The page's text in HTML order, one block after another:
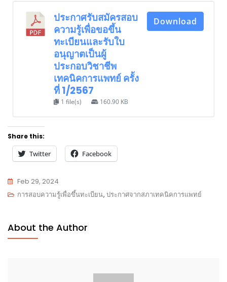
ประกาศรับสมัครสอบ
ความรู้เพื่อขอขึ้น
ทะเบียนและรับใบ
อนุญาตเป็นผู้
ประกอบวิชาชีพ
เทคนิคการแพทย์ ครั้ง
ที่ 1/2567
1 file(s) 160.90 KB
Download
Share this:
Twitter Facebook
Feb 29, 2024
การสอบความรู้เพื่อขึ้นทะเบียน, ประกาศจากสภาเทคนิคการแพทย์
About the Author